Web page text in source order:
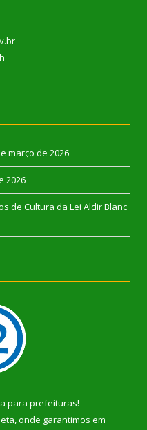
março de 2026
2026
de Cultura da Lei Aldir Blanc
para prefeituras!
onde garantimos em